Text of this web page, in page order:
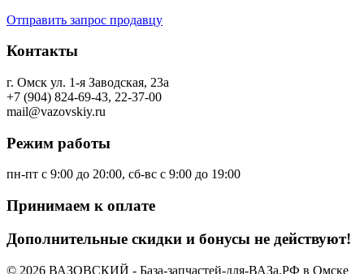
Отправить запрос продавцу
Контакты
г. Омск ул. 1-я Заводская, 23а
+7 (904) 824-69-43, 22-37-00
mail@vazovskiy.ru
Режим работы
пн-пт с 9:00 до 20:00, сб-вс с 9:00 до 19:00
Принимаем к оплате
Дополнительные скидки и бонусы не действуют!
© 2026 ВАЗОВСКИЙ - База-запчастей-для-ВАЗа.РФ в Омске